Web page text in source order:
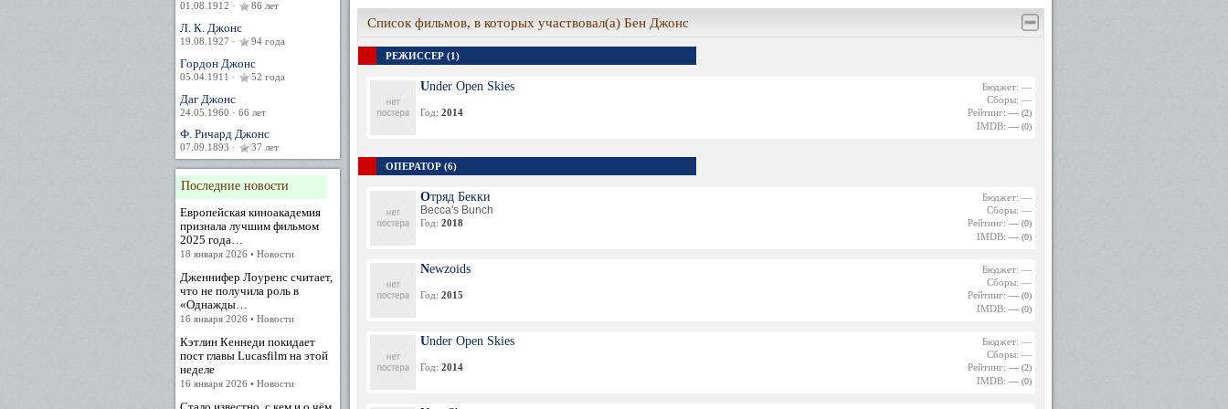
01.08.1912 · 86 лет
Л. К. Джонс
19.08.1927 · 94 года
Гордон Джонс
05.04.1911 · 52 года
Даг Джонс
24.05.1960 · 66 лет
Ф. Ричард Джонс
07.09.1893 · 37 лет
Последние новости
Европейская киноакадемия
признала лучшим фильмом
2025 года…
18 января 2026 • Новости
Дженнифер Лоуренс считает,
что не получила роль в
«Однажды…
16 января 2026 • Новости
Кэтлин Кеннеди покидает
пост главы Lucasfilm на этой
неделе
16 января 2026 • Новости
Список фильмов, в которых участвовал(а) Бен Джонс
РЕЖИССЕР (1)
Under Open Skies
Год: 2014
Бюджет: —
Сборы: —
Рейтинг: — (2)
IMDB: — (0)
ОПЕРАТОР (6)
Отряд Бекки
Becca's Bunch
Год: 2018
Бюджет: —
Сборы: —
Рейтинг: — (0)
IMDB: — (0)
Newzoids
Год: 2015
Бюджет: —
Сборы: —
Рейтинг: — (0)
IMDB: — (0)
Under Open Skies
Год: 2014
Бюджет: —
Сборы: —
Рейтинг: — (2)
IMDB: — (0)